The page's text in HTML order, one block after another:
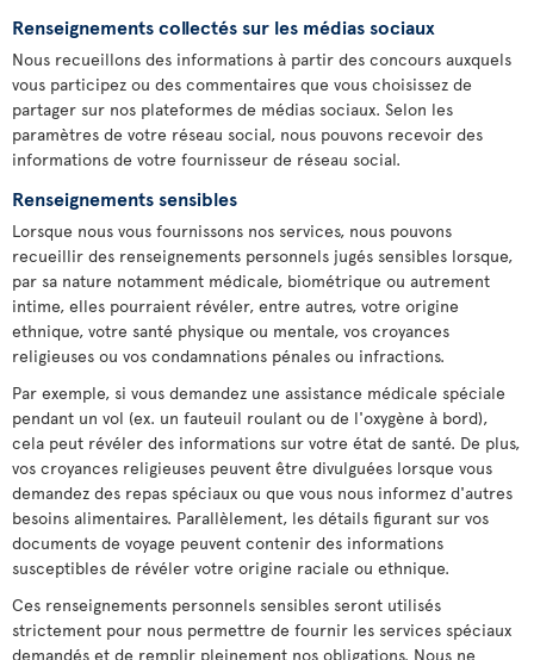
Renseignements collectés sur les médias sociaux
Nous recueillons des informations à partir des concours auxquels
vous participez ou des commentaires que vous choisissez de
partager sur nos plateformes de médias sociaux. Selon les
paramètres de votre réseau social, nous pouvons recevoir des
informations de votre fournisseur de réseau social.
Renseignements sensibles
Lorsque nous vous fournissons nos services, nous pouvons
recueillir des renseignements personnels jugés sensibles lorsque,
par sa nature notamment médicale, biométrique ou autrement
intime, elles pourraient révéler, entre autres, votre origine
ethnique, votre santé physique ou mentale, vos croyances
religieuses ou vos condamnations pénales ou infractions.
Par exemple, si vous demandez une assistance médicale spéciale
pendant un vol (ex. un fauteuil roulant ou de l'oxygène à bord),
cela peut révéler des informations sur votre état de santé. De plus,
vos croyances religieuses peuvent être divulguées lorsque vous
demandez des repas spéciaux ou que vous nous informez d'autres
besoins alimentaires. Parallèlement, les détails figurant sur vos
documents de voyage peuvent contenir des informations
susceptibles de révéler votre origine raciale ou ethnique.
Ces renseignements personnels sensibles seront utilisés
strictement pour nous permettre de fournir les services spéciaux
demandés et de remplir pleinement nos obligations. Nous ne